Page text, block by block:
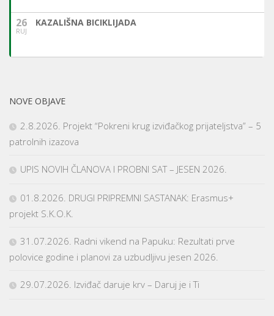
26
RUJ
KAZALIŠNA BICIKLIJADA
NOVE OBJAVE
2.8.2026. Projekt “Pokreni krug izviđačkog prijateljstva” – 5
patrolnih izazova
UPIS NOVIH ČLANOVA I PROBNI SAT – JESEN 2026.
01.8.2026. DRUGI PRIPREMNI SASTANAK: Erasmus+
projekt S.K.O.K.
31.07.2026. Radni vikend na Papuku: Rezultati prve
polovice godine i planovi za uzbudljivu jesen 2026.
29.07.2026. Izviđač daruje krv – Daruj je i Ti